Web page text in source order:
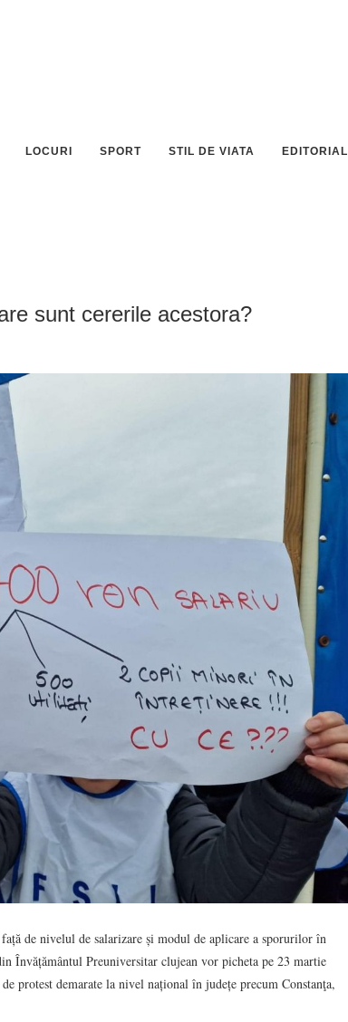
LOCURI SPORT STIL DE VIATA EDITORIAL
sunt cererile acestora?
de nivelul de salarizare și modul de aplicare a sporurilor în
Învățământul Preuniversitar clujean vor picheta pe 23 martie
protest demarate la nivel național în județe precum Constanţa,